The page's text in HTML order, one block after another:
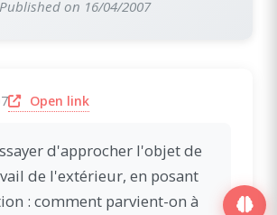
Published on 16/04/2007
Open link(opens in a new window)
d'approcher l'objet de
de l'extérieur, en posant
: comment parvient-on à